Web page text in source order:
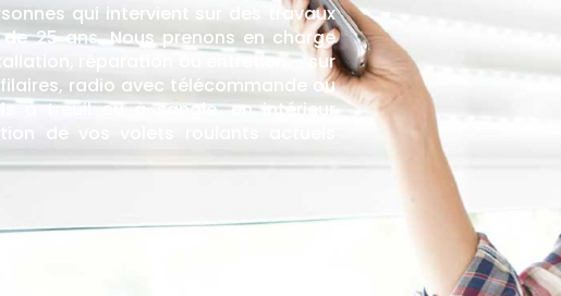
qui intervient sur des travaux
25 ans. Nous prenons en charge
réparation ou entretien – sur
radio avec télécommande ou
à treuil ou à sangle, en intérieur
de vos volets roulants actuels